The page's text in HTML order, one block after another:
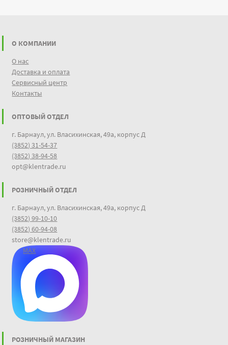
О КОМПАНИИ
О нас
Доставка и оплата
Сервисный центр
Контакты
ОПТОВЫЙ ОТДЕЛ
г. Барнаул, ул. Власихинская, 49а, корпус Д
(3852) 31-54-37
(3852) 38-94-58
opt@klentrade.ru
РОЗНИЧНЫЙ ОТДЕЛ
г. Барнаул, ул. Власихинская, 49а, корпус Д
(3852) 99-10-10
(3852) 60-94-08
store@klentrade.ru
MAX
РОЗНИЧНЫЙ МАГАЗИН